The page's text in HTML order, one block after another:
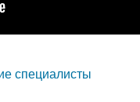
специалисты